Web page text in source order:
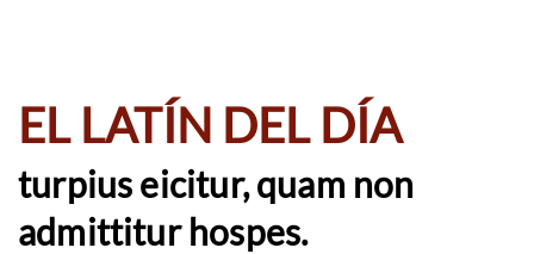
EL LATÍN DEL DÍA
turpius eicitur, quam non
admittitur hospes.